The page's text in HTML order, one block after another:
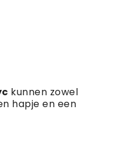
kunnen zowel
hapje en een